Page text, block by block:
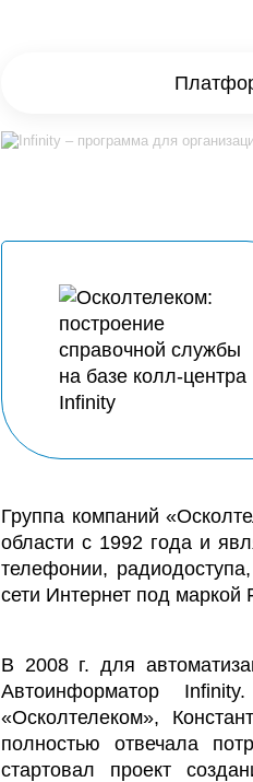
Группа компаний
области с 1992 года и
телефонии,
сети Интернет под маркой
В 2008 г. для
Автоинформатор
«Осколтелеком»,
полностью отвечала
стартовал проект